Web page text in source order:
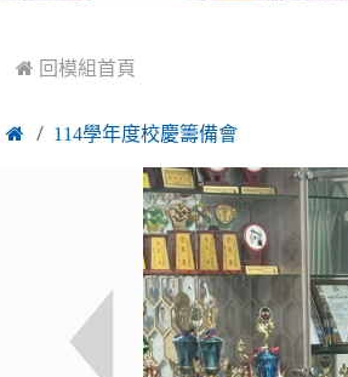
 回模組首頁
 114學年度校慶籌備會